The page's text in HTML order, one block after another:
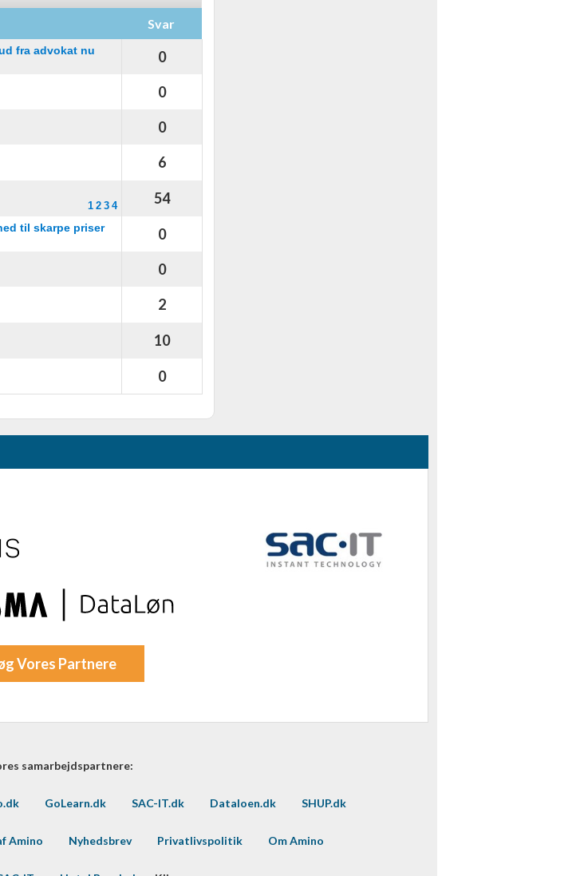
Svar
fra advokat nu 0
0
0
6
1 2 3 4 54
til skarpe priser 0
0
2
10
0
Vores Partnere
samarbejdspartnere:
GoLearn.dk SAC-IT.dk Dataloen.dk SHUP.dk
Amino Nyhedsbrev Privatlivspolitik Om Amino